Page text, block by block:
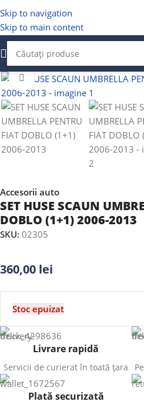
Skip to navigation
Skip to main content
Faceți clic pentru a mări
Accesorii auto
SET HUSE SCAUN
DOBLO (1+1) 2006-2013
SKU: 02305
360,00 lei
Stoc epuizat
Livrare rapidă
Servicii de curierat în toată țara
Plată securizată